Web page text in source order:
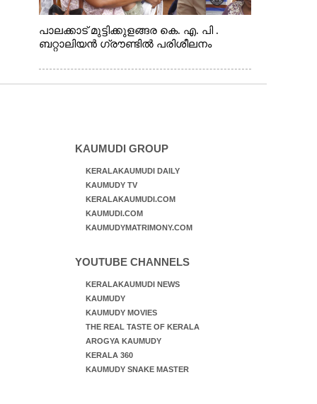
പാലക്കാട് മുട്ടിക്കുളങ്ങര കെ. എ. പി .
ബറ്റാലിയൻ ഗ്രൗണ്ടിൽ പരിശീലനം
KAUMUDI GROUP
KERALAKAUMUDI DAILY
KAUMUDY TV
KERALAKAUMUDI.COM
KAUMUDI.COM
KAUMUDYMATRIMONY.COM
YOUTUBE CHANNELS
KERALAKAUMUDI NEWS
KAUMUDY
KAUMUDY MOVIES
THE REAL TASTE OF KERALA
AROGYA KAUMUDY
KERALA 360
KAUMUDY SNAKE MASTER